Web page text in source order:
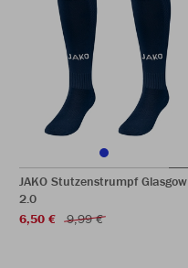
JAKO Stutzenstrumpf Glasgow
2.0
6,50 €
9,99 €